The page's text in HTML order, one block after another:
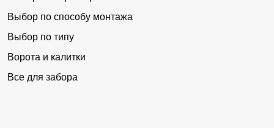
Выбор по способу монтажа
Выбор по типу
Ворота и калитки
Все для забора